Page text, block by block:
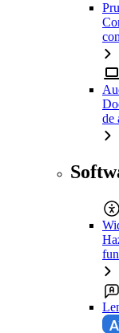
de